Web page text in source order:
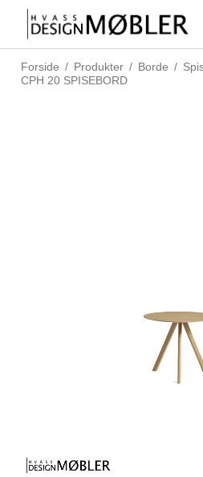
Forside / Produkter / Borde /
CPH 20 SPISEBORD